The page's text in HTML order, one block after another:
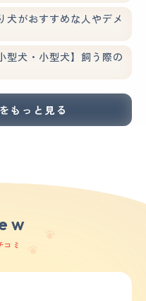
犬がおすすめな人やデメ
型犬・小型犬】飼う際の
もっと見る
コミ